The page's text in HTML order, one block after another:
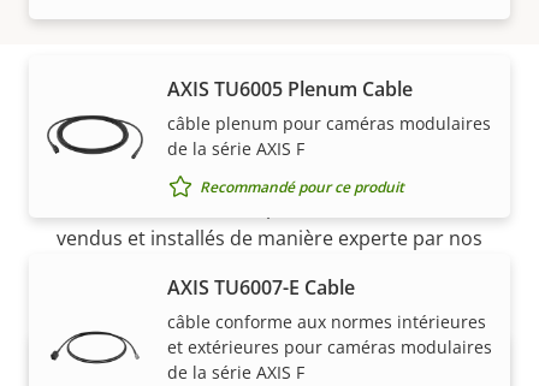
AXIS TU6005 Plenum Cable
câble plenum pour caméras modulaires
de la série AXIS F
Recommandé pour ce produit
AXIS TU6007-E Cable
câble conforme aux normes intérieures
et extérieures pour caméras modulaires
de la série AXIS F
Acheter
vendus et installés de manière experte par nos